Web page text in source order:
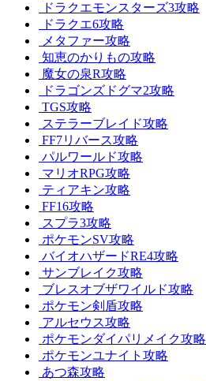
ドラクエモンスターズ3攻略
ドラクエ6攻略
メタファー攻略
知恵のかりもの攻略
魔女の泉R攻略
ドラゴンズドグマ2攻略
TGS攻略
ステラーブレイド攻略
FF7リバース攻略
パルワールド攻略
マリオRPG攻略
ティアキン攻略
FF16攻略
スプラ3攻略
ポケモンSV攻略
バイオハザードRE4攻略
サンブレイク攻略
ブレスオブザワイルド攻略
ポケモン剣盾攻略
アルセウス攻略
ポケモンダイパリメイク攻略
ポケモンユナイト攻略
あつ森攻略